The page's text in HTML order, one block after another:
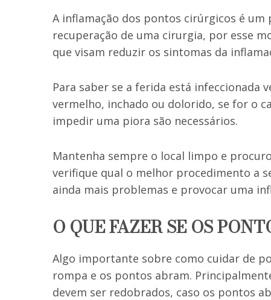
A inflamação dos pontos cirúrgicos é
recuperação de uma cirurgia, por esse
que visam reduzir os sintomas da
Para saber se a ferida está infeccionada
vermelho, inchado ou dolorido, se for o
impedir uma piora são necessários.
Mantenha sempre o local limpo e
verifique qual o melhor procedimento a
ainda mais problemas e provocar uma
O QUE FAZER SE OS
Algo importante sobre como cuidar de
rompa e os pontos abram.
devem ser redobrados, caso os pontos